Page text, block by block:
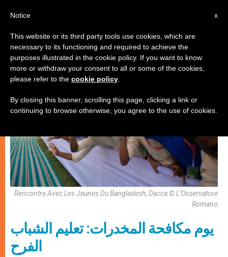
إيكولوجيا شاملة
Rencontre Avec Les Jeunes Du Bangladesh, Dacca © L'Osservatore
Romano
يوم مكافحة المخدرات: تعليم الشباب
الفرح
x
Notice
This website or its third party tools use cookies, which are
necessary to its functioning and required to achieve the
purposes illustrated in the cookie policy. If you want to know
more or withdraw your consent to all or some of the cookies,
please refer to the cookie policy
By closing this banner, scrolling this page, clicking a link or
continuing to browse otherwise, you agree to the use of cookies.